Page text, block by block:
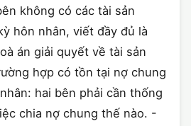
không có các tài sản
hôn nhân, viết đầy đủ là
án giải quyết về tài sản
hợp có tồn tại nợ chung
hai bên phải cần thống
chia nợ chung thế nào. -